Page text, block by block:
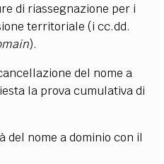
di riassegnazione per i
territoriale (i cc.dd.
).
del nome a
la prova cumulativa di
del nome a dominio con il